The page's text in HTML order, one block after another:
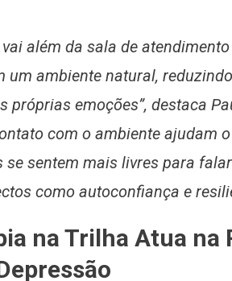
além da sala de
um ambiente natural,
próprias emoções”, destaca
com o ambiente ajudam
sentem mais livres para
como autoconfiança e
na Trilha Atua na